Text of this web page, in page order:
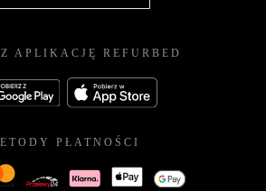
APLIKACJĘ REFURBED
PŁATNOŚCI